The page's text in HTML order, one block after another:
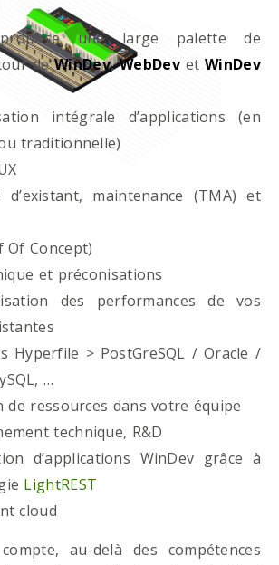
une large palette de
deWinDev,WebDevet WinDev
intégrale d’applications (en
traditionnelle)
maintenance (TMA) et
Concept)
et préconisations
des performances de vos
> PostGreSQL / Oracle /
…
ressources dans votre équipe
technique, R&D
d’applications WinDev grâce à
LightREST
cloud
au-delà des compétences